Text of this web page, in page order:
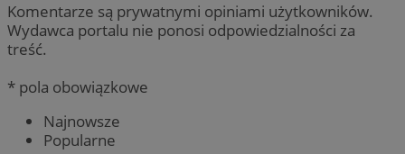
Komentarze są prywatnymi opiniami użytkowników.
Wydawca portalu nie ponosi odpowiedzialności za
treść.
* pola obowiązkowe
Najnowsze
Popularne